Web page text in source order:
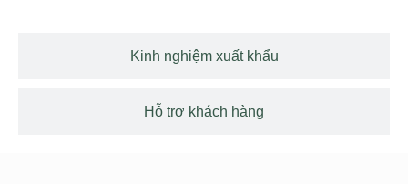
Kinh nghiệm xuất khẩu
Hỗ trợ khách hàng